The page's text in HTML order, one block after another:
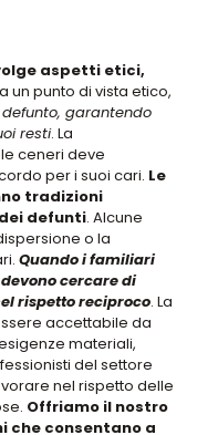
aspetti etici,
un punto di vista etico,
garantendo
resti. La
ceneri deve
per i suoi cari. Le
tradizioni
defunti. Alcune
o la
Quando i familiari
cercare di
rispetto reciproco. La
accettabile da
materiali,
del settore
nel rispetto delle
. Offriamo il nostro
che consentano a